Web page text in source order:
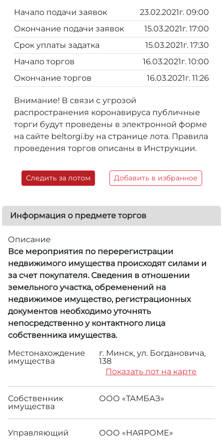
Начало подачи заявок
23.02.2021г. 09:00
Окончание подачи заявок
15.03.2021г. 17:00
Срок уплаты задатка
15.03.2021г. 17:30
Начало торгов
16.03.2021г. 10:00
Окончание торгов
16.03.2021г. 11:26
Внимание! В связи с угрозой
распространения коронавируса публичные
торги будут проведены в электронной форме
на сайте beltorgi.by на странице лота. Правила
проведения торгов описаны в Инструкции.
Следить за лотом Добавить в избранное
Информация о предмете торгов
Описание
Все мероприятия по перерегистрации
недвижимого имущества происходят силами и
за счет покупателя. Сведения в отношении
земельного участка, обременений на
недвижимое имущество, регистрационных
документов необходимо уточнять
непосредственно у контактного лица
собственника имущества.
Местонахождение
имущества
г. Минск, ул. Богдановича,
138
Показать лот на карте
Собственник
имущества
ООО «ТАМБАЗ»
Управляющий ООО «НАЯРОМЕ»